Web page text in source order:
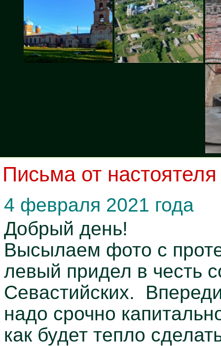
Письма от настоятеля
4 февраля 2021 года
Добрый день!
Высылаем фото с
левый придел в честь
Севастийских.
надо срочно
как будет тепло